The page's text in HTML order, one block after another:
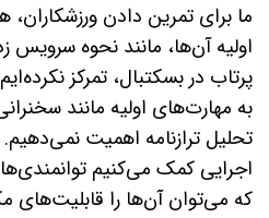
ما برای تمرین دادن
اولیه آن‌ها، مانند نحوه
پرتاب در بسکتبال، تمرکز
به مهارت‌های اولیه مانند
تحلیل ترازنامه اهمیت
اجرایی کمک می‌کنیم
که می‌توان آن‌ها را قابلیت‌های